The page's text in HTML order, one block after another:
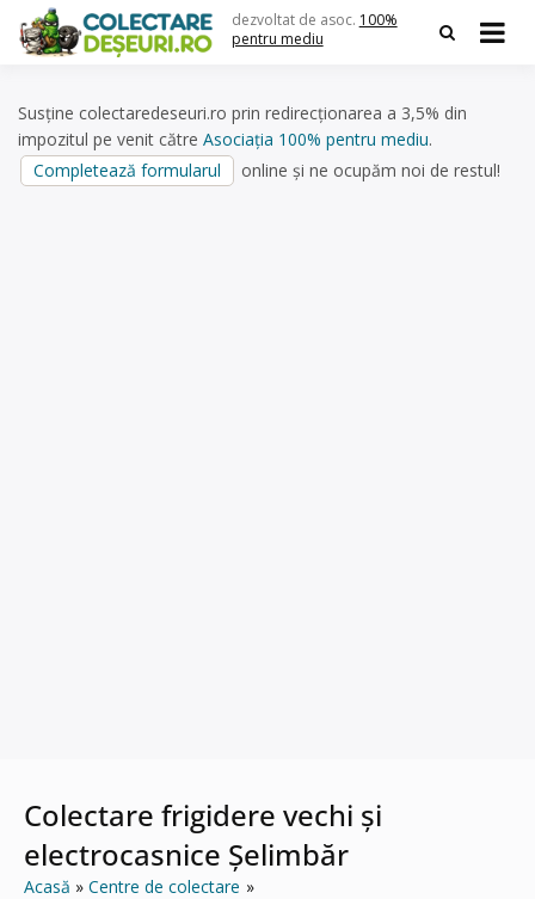
content
dezvoltat de asoc. 100%
pentru mediu
Susține colectaredeseuri.ro prin redirecționarea a 3,5% din
impozitul pe venit către Asociația 100% pentru mediu.
Completează formularul
online și ne ocupăm noi de restul!
Colectare frigidere vechi și
electrocasnice Șelimbăr
Acasă
Centre de colectare